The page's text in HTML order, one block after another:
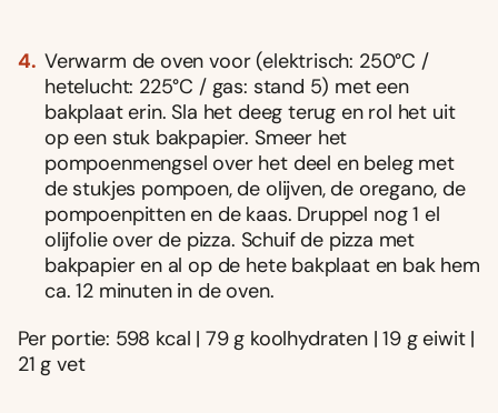
Verwarm de oven voor (elektrisch: 250°C /
hetelucht: 225°C / gas: stand 5) met een
bakplaat erin. Sla het deeg terug en rol het uit
op een stuk bakpapier. Smeer het
pompoenmengsel over het deel en beleg met
de stukjes pompoen, de olijven, de oregano, de
pompoenpitten en de kaas. Druppel nog 1 el
olijfolie over de pizza. Schuif de pizza met
bakpapier en al op de hete bakplaat en bak hem
ca. 12 minuten in de oven.
Per portie: 598 kcal | 79 g koolhydraten | 19 g eiwit |
21 g vet